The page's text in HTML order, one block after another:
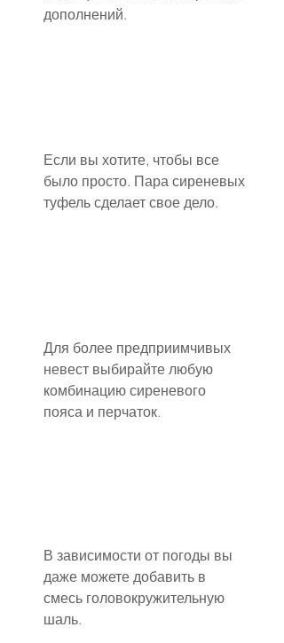
дополнений.
Если вы хотите, чтобы все
было просто. Пара сиреневых
туфель сделает свое дело.
Для более предприимчивых
невест выбирайте любую
комбинацию сиреневого
пояса и перчаток.
В зависимости от погоды вы
даже можете добавить в
смесь головокружительную
шаль.